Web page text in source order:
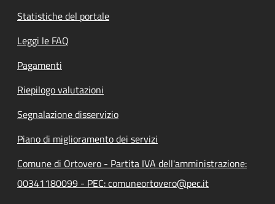
Statistiche del portale
Leggi le FAQ
Pagamenti
Riepilogo valutazioni
Segnalazione disservizio
Piano di miglioramento dei servizi
Comune di Ortovero - Partita IVA dell'amministrazione:
00341180099 - PEC: comuneortovero@pec.it